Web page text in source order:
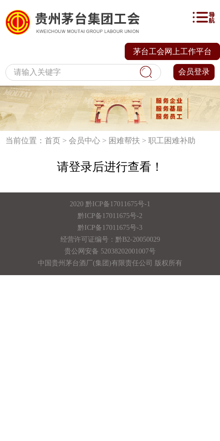
茅台工会网上工作平台
会员登录
当前位置：首页 >会员中心 > 困难帮扶 >职工困难补助
请登录后进行查看！
2020 黔ICP备17011675号-1
黔ICP备17011675号-2
黔ICP备17011675号-3
经营许可证编号：黔B2-20050029
贵公网安备 52038202001007号
中国贵州茅台酒厂(集团)有限责任公司 版权所有